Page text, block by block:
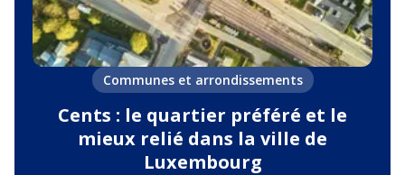
Communes et arrondissements
Cents : le quartier préféré et le
mieux relié dans la ville de
Luxembourg